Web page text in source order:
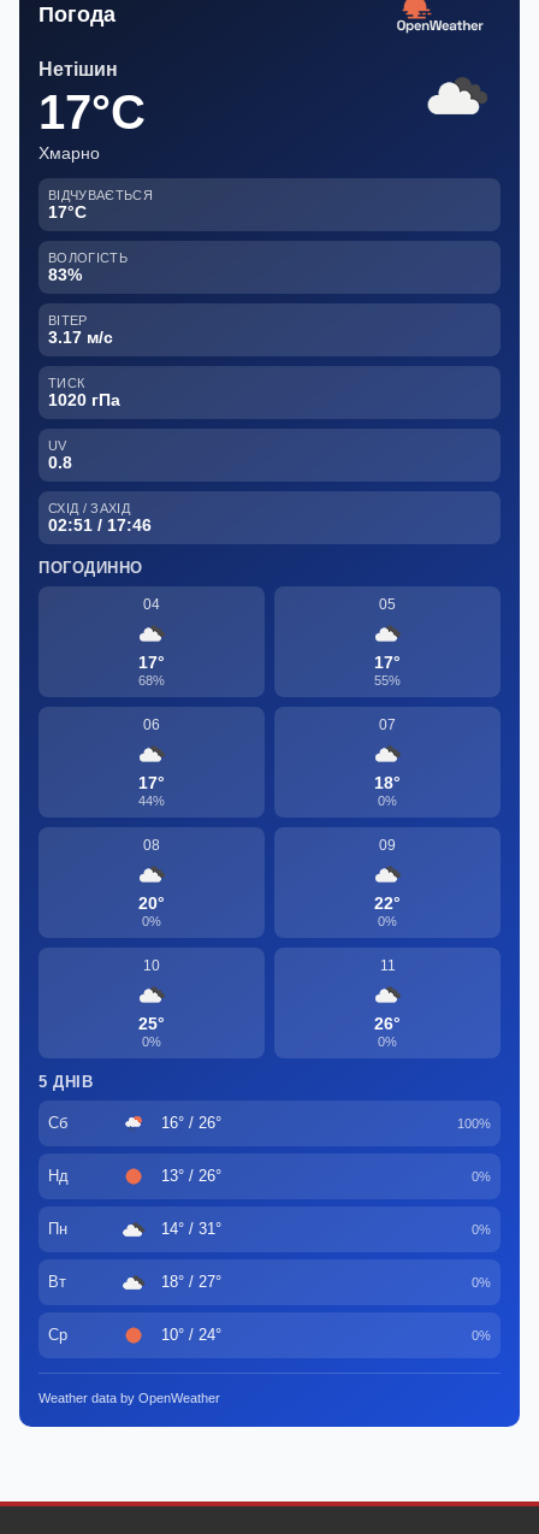
Погода
Нетішин
17°C
Хмарно
ВІДЧУВАЄТЬСЯ
17°C
ВОЛОГІСТЬ
83%
ВІТЕР
3.17 м/с
ТИСК
1020 гПа
UV
0.8
СХІД / ЗАХІД
02:51 / 17:46
ПОГОДИННО
04
17°
68%
05
17°
55%
06
17°
44%
07
18°
0%
08
20°
0%
09
22°
0%
10
25°
0%
11
26°
0%
5 ДНІВ
Сб 16° / 26° 100%
Нд 13° / 26° 0%
Пн 14° / 31° 0%
Вт 18° / 27° 0%
Ср 10° / 24° 0%
Weather data by OpenWeather